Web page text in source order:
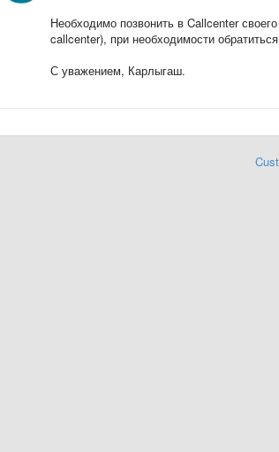
Необходимо позвонить в Callcenter
callcenter), при необходимости
С уважением, Карлыгаш.